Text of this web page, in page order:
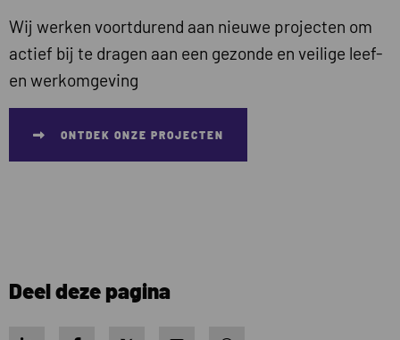
Wij werken voortdurend aan nieuwe projecten om
actief bij te dragen aan een gezonde en veilige leef-
en werkomgeving
ONTDEK ONZE PROJECTEN
Deel deze pagina